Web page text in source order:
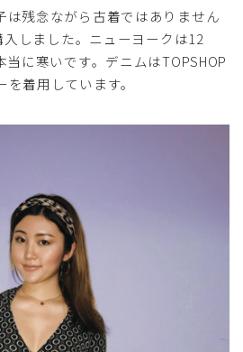
は残念ながら古着ではありません
しました。ニューヨークは12
に寒いです。デニムはTOPSHOP
着用しています。